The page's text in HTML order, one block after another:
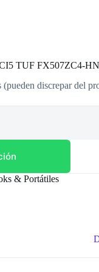
TUF FX507ZC4-
(pueden discrepar del
& Portátiles